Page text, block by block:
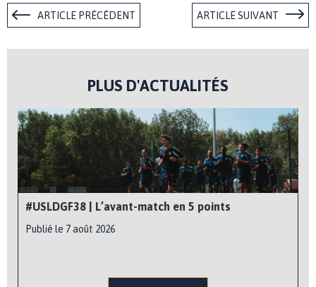
ARTICLE PRÉCÉDENT ARTICLE SUIVANT
PLUS D'ACTUALITÉS
#USLDGF38 | L’avant-match en 5 points
Publié le 7 août 2026